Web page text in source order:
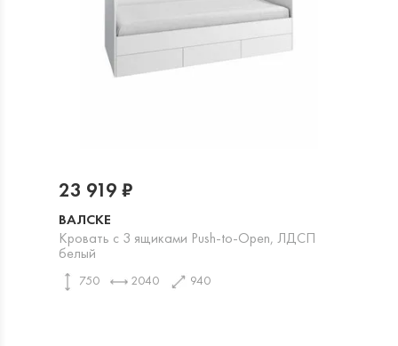
ВАЛСКЕ
Кровать с 3 ящиками Push-to-Open, ЛДСП
белый
750 2040 940
23 919 ₽